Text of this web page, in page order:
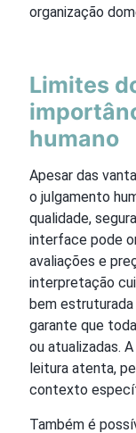
organização
Limites
humano
Apesar das
o julgamento
qualidade,
interface pode
avaliações e
interpretação
bem
garante que
ou atualizadas.
leitura atenta,
contexto
Também é